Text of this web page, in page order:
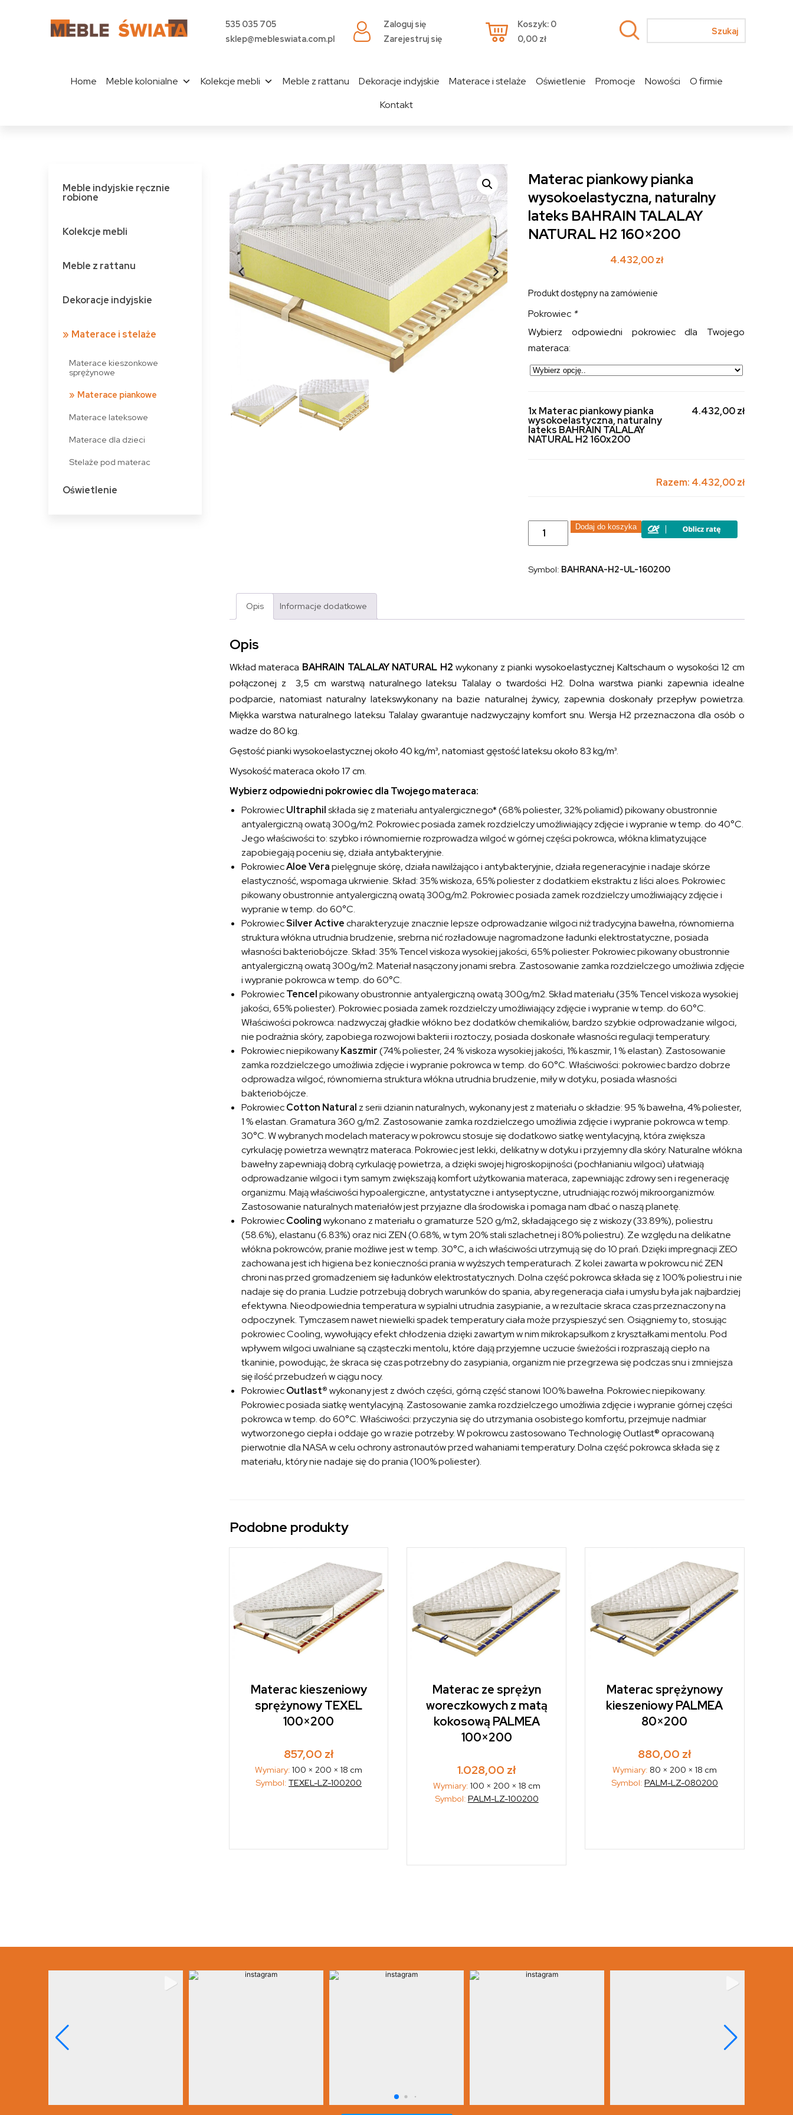
535 035 705
sklep@mebleswiata.com.pl
Zaloguj się
Zarejestruj się
Koszyk: 0
0,00 zł
Home Meble kolonialne Kolekcje mebli Meble z rattanu Dekoracje indyjskie Materace i stelaże Oświetlenie Promocje Nowości
O firmie
Kontakt
Meble indyjskie ręcznie
robione
Kolekcje mebli
Meble z rattanu
Dekoracje indyjskie
Materace i stelaże
Materace kieszonkowe
sprężynowe
Materace piankowe
Materace lateksowe
Materace dla dzieci
Stelaże pod materac
Oświetlenie
Materac piankowy pianka
wysokoelastyczna, naturalny
lateks BAHRAIN TALALAY
NATURAL H2 160×200
4.432,00zł
Produkt dostępny na zamówienie
Pokrowiec *
Wybierz odpowiedni pokrowiec dla Twojego
materaca:
1x Materac piankowy pianka
wysokoelastyczna, naturalny
lateks BAHRAIN TALALAY
NATURAL H2 160x200
4.432,00 zł
Razem: 4.432,00 zł
ilość
Materac
piankowy
naturalny
H2
Dodaj do koszyka
Symbol: BAHRANA-H2-UL-160200
Opis Informacje dodatkowe
Opis
Wkład materaca BAHRAIN TALALAY NATURAL H2wykonany z pianki wysokoelastycznej Kaltschaum o wysokości 12 cm
połączonej z 3,5 cm warstwą naturalnego lateksu Talalay o twardości H2. Dolna warstwa pianki zapewnia idealne
podparcie, natomiast naturalny latekswykonany na bazie naturalnej żywicy, zapewnia doskonały przepływ powietrza.
Miękka warstwa naturalnego lateksu Talalay gwarantuje nadzwyczajny komfort snu. Wersja H2 przeznaczona dla osób o
wadze do 80 kg.
Gęstość pianki wysokoelastycznej około 40 kg/m³, natomiast gęstość lateksu około 83 kg/m³.
Wysokość materaca około 17 cm.
Wybierz odpowiedni pokrowiec dla Twojego materaca:
PokrowiecUltraphilskłada się z materiału antyalergicznego* (68% poliester, 32% poliamid) pikowany obustronnie
antyalergiczną owatą 300g/m2. Pokrowiec posiada zamek rozdzielczy umożliwiający zdjęcie i wypranie w temp. do 40°C.
Jego właściwości to: szybko i równomiernie rozprowadza wilgoć w górnej części pokrowca, włókna klimatyzujące
zapobiegają poceniu się, działa antybakteryjnie.
PokrowiecAloe Verapielęgnuje skórę, działa nawilżająco i antybakteryjnie, działa regeneracyjnie i nadaje skórze
elastyczność, wspomaga ukrwienie. Skład: 35% wiskoza, 65% poliester z dodatkiem ekstraktu z liści aloes. Pokrowiec
pikowany obustronnie antyalergiczną owatą 300g/m2. Pokrowiec posiada zamek rozdzielczy umożliwiający zdjęcie i
wypranie w temp. do 60°C.
PokrowiecSilver Activecharakteryzuje znacznie lepsze odprowadzanie wilgoci niż tradycyjna bawełna, równomierna
struktura włókna utrudnia brudzenie, srebrna nić rozładowuje nagromadzone ładunki elektrostatyczne, posiada
własności bakteriobójcze. Skład: 35% Tencel viskoza wysokiej jakości, 65% poliester. Pokrowiec pikowany obustronnie
antyalergiczną owatą 300g/m2. Materiał nasączony jonami srebra. Zastosowanie zamka rozdzielczego umożliwia zdjęcie
i wypranie pokrowca w temp. do 60°C.
PokrowiecTencelpikowany obustronnie antyalergiczną owatą 300g/m2. Skład materiału (35% Tencel viskoza wysokiej
jakości, 65% poliester). Pokrowiec posiada zamek rozdzielczy umożliwiający zdjęcie i wypranie w temp. do 60°C.
Właściwości pokrowca: nadzwyczaj gładkie włókno bez dodatków chemikaliów, bardzo szybkie odprowadzanie wilgoci,
nie podrażnia skóry, zapobiega rozwojowi bakterii i roztoczy, posiada doskonałe własności regulacji temperatury.
Pokrowiec niepikowanyKaszmir(74% poliester, 24 % viskoza wysokiej jakości, 1% kaszmir, 1 % elastan). Zastosowanie
zamka rozdzielczego umożliwia zdjęcie i wypranie pokrowca w temp. do 60°C. Właściwości: pokrowiec bardzo dobrze
odprowadza wilgoć, równomierna struktura włókna utrudnia brudzenie, miły w dotyku, posiada własności
bakteriobójcze.
PokrowiecCotton Natural z serii dzianin naturalnych, wykonany jest z materiału o składzie: 95 % bawełna, 4% poliester,
1 % elastan. Gramatura 360 g/m2. Zastosowanie zamka rozdzielczego umożliwia zdjęcie i wypranie pokrowca w temp.
30°C. W wybranych modelach materacy w pokrowcu stosuje się dodatkowo siatkę wentylacyjną, która zwiększa
cyrkulację powietrza wewnątrz materaca. Pokrowiec jest lekki, delikatny w dotyku i przyjemny dla skóry. Naturalne włókna
bawełny zapewniają dobrą cyrkulację powietrza, a dzięki swojej higroskopijności (pochłanianiu wilgoci) ułatwiają
odprowadzanie wilgoci i tym samym zwiększają komfort użytkowania materaca, zapewniając zdrowy sen i regenerację
organizmu. Mają właściwości hypoalergiczne, antystatyczne i antyseptyczne, utrudniając rozwój mikroorganizmów.
Zastosowanie naturalnych materiałów jest przyjazne dla środowiska i pomaga nam dbać o naszą planetę.
PokrowiecCoolingwykonano z materiału o gramaturze 520 g/m2, składającego się z wiskozy (33.89%), poliestru
(58.6%), elastanu (6.83%) oraz nici ZEN (0.68%, w tym 20% stali szlachetnej i 80% poliestru). Ze względu na delikatne
włókna pokrowców, pranie możliwe jest w temp. 30°C, a ich właściwości utrzymują się do 10 prań. Dzięki impregnacji ZEO
zachowana jest ich higiena bez konieczności prania w wyższych temperaturach. Z kolei zawarta w pokrowcu nić ZEN
chroni nas przed gromadzeniem się ładunków elektrostatycznych. Dolna część pokrowca składa się z 100% poliestru i nie
nadaje się do prania. Ludzie potrzebują dobrych warunków do spania, aby regeneracja ciała i umysłu była jak najbardziej
efektywna. Nieodpowiednia temperatura w sypialni utrudnia zasypianie, a w rezultacie skraca czas przeznaczony na
odpoczynek. Tymczasem nawet niewielki spadek temperatury ciała może przyspieszyć sen. Osiągniemy to, stosując
pokrowiec Cooling, wywołujący efekt chłodzenia dzięki zawartym w nim mikrokapsułkom z kryształkami mentolu. Pod
wpływem wilgoci uwalniane są cząsteczki mentolu, które dają przyjemne uczucie świeżości i rozpraszają ciepło na
tkaninie, powodując, że skraca się czas potrzebny do zasypiania, organizm nie przegrzewa się podczas snu i zmniejsza
się ilość przebudzeń w ciągu nocy.
PokrowiecOutlast®wykonany jest z dwóch części, górną część stanowi 100% bawełna. Pokrowiec niepikowany.
Pokrowiec posiada siatkę wentylacyjną. Zastosowanie zamka rozdzielczego umożliwia zdjęcie i wypranie górnej części
pokrowca w temp. do 60°C. Właściwości: przyczynia się do utrzymania osobistego komfortu, przejmuje nadmiar
wytworzonego ciepła i oddaje go w razie potrzeby. W pokrowcu zastosowano Technologię Outlast® opracowaną
pierwotnie dla NASA w celu ochrony astronautów przed wahaniami temperatury. Dolna część pokrowca składa się z
materiału, który nie nadaje się do prania (100% poliester).
Podobne produkty
Materac kieszeniowy
sprężynowy TEXEL
100×200
857,00 zł
Wymiary:100 × 200 × 18 cm
Symbol:TEXEL-LZ-100200
Materac ze sprężyn
woreczkowych z matą
kokosową PALMEA
100×200
1.028,00 zł
Wymiary: 100 × 200 × 18 cm
Symbol: PALM-LZ-100200
Materac sprężynowy
kieszeniowy PALMEA
80×200
880,00 zł
Wymiary: 80 × 200 × 18 cm
Symbol: PALM-LZ-080200